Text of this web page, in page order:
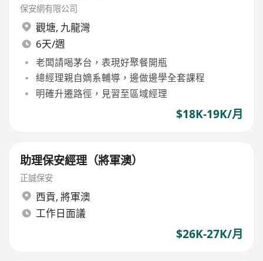
保安網有限公司
觀塘, 九龍灣
6天/週
老闆請喝茅台，表現好聚餐開瓶
總經理親自嫡系輔導，邊做邊學全套課程
明確升遷路徑，見習至區域經理
$18K-19K/月
助理保安經理（將軍澳）
正誠保安
西貢, 將軍澳
工作日面議
$26K-27K/月